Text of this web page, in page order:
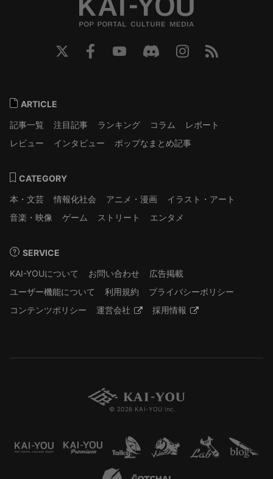
ARTICLE
記事一覧
注目記事 ランキング コラム
レポート
レビュー
インタビュー ポップなまとめ記事
CATEGORY
本・文芸
情報化社会 アニメ・漫画
イラスト・アート
音楽・映像
ゲーム ストリート エンタメ
SERVICE
KAI-YOUについて
お問い合わせ
広告掲載
ユーザー機能について
利用規約
プライバシーポリシー
コンテンツポリシー
運営会社 採用情報
© 2026 KAI-YOU inc.